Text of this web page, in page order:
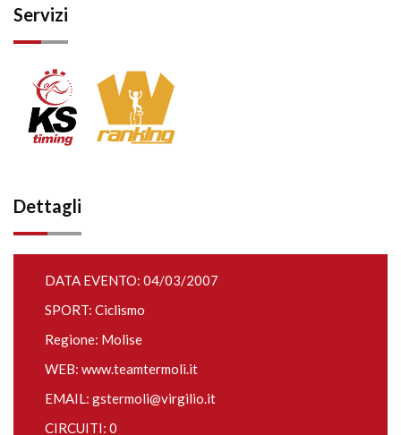
Servizi
Dettagli
DATA EVENTO: 04/03/2007
SPORT: Ciclismo
Regione: Molise
WEB: www.teamtermoli.it
EMAIL: gstermoli@virgilio.it
CIRCUITI: 0